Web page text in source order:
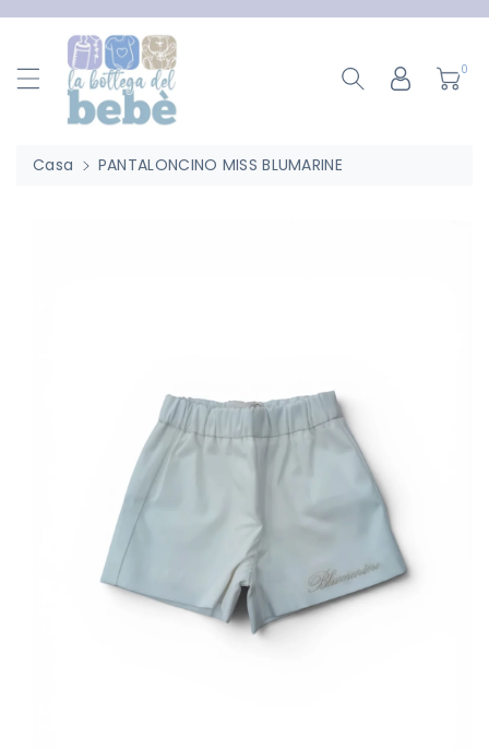
0
Casa
PANTALONCINO MISS BLUMARINE